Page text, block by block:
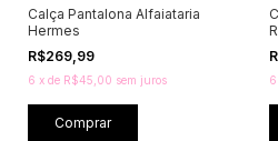
Calça Pantalona Alfaiataria
Hermes
R$269,99
6 x de R$45,00 sem juros
Comprar
6